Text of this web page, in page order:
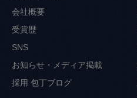
会社概要
受賞歴
SNS
お知らせ・メディア掲載
採用 包丁ブログ